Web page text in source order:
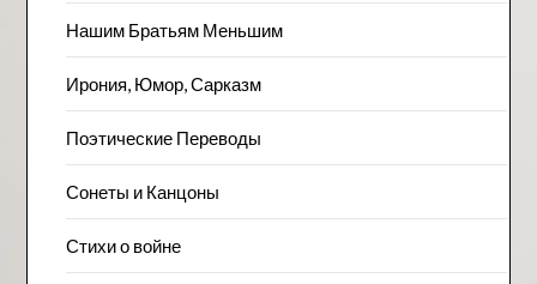
Нашим Братьям Меньшим
Ирония, Юмор, Сарказм
Поэтические Переводы
Сонеты и Канцоны
Стихи о войне